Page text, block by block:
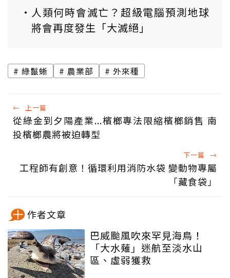
人類何時會滅亡？超級電腦預測地球
將會再度發生「大滅絕」
綠鬣蜥 農業部 外來種
← 上一篇
從綠金到夕陽產業...檳榔專法限縮檳榔銷售 南
投檳榔農將被迫轉型
下一篇 →
工程師有創意！循環利用消防水袋 變動物專屬
「藏食袋」
作者文章
巴威颱風吹來罕見海鳥！
「大水薙」迷航至淡水山
區、虛弱獲救